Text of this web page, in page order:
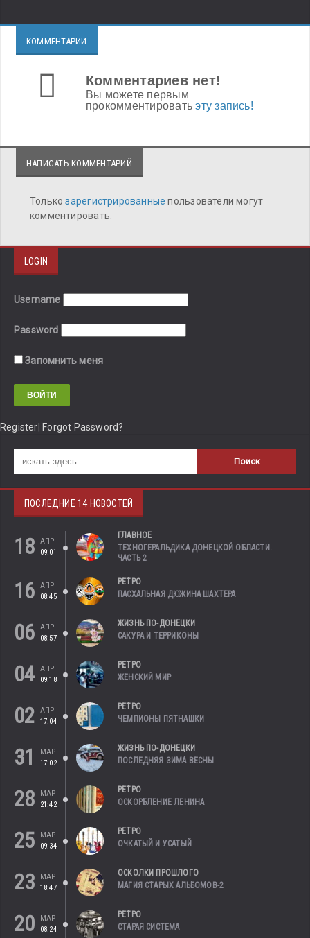
КОММЕНТАРИИ
Комментариев нет!
Вы можете первым
прокомментироватьэту запись!
НАПИСАТЬ КОММЕНТАРИЙ
Толькозарегистрированныепользователи могут
комментировать.
LOGIN
Username
Password
Запомнить меня
Register Forgot Password?
ПОСЛЕДНИЕ 14 НОВОСТЕЙ
18
АПР
09:01
ГЛАВНОЕ
ТЕХНОГЕРАЛЬДИКА ДОНЕЦКОЙ ОБЛАСТИ.
ЧАСТЬ 2
16
АПР
08:45
РЕТРО
ПАСХАЛЬНАЯ ДЮЖИНА ШАХТЕРА
06
АПР
08:57
ЖИЗНЬ ПО-ДОНЕЦКИ
САКУРА И ТЕРРИКОНЫ
04 АПР
09:18
РЕТРО
ЖЕНСКИЙ МИР
02
АПР
17:04
РЕТРО
ЧЕМПИОНЫ ПЯТНАШКИ
31
МАР
17:02
ЖИЗНЬ ПО-ДОНЕЦКИ
ПОСЛЕДНЯЯ ЗИМА ВЕСНЫ
28
МАР
21:42
РЕТРО
ОСКОРБЛЕНИЕ ЛЕНИНА
25
МАР
09:34
РЕТРО
ОЧКАТЫЙ И УСАТЫЙ
23
МАР
18:47
ОСКОЛКИ ПРОШЛОГО
МАГИЯ СТАРЫХ АЛЬБОМОВ-2
20
МАР
08:24
РЕТРО
СТАРАЯ СИСТЕМА